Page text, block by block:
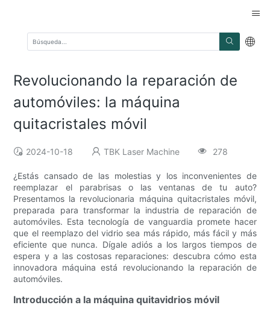
Revolucionando la reparación de
automóviles: la máquina
quitacristales móvil
2024-10-18 TBK Laser Machine 278
¿Estás cansado de las molestias y los inconvenientes de
reemplazar el parabrisas o las ventanas de tu auto?
Presentamos la revolucionaria máquina quitacristales móvil,
preparada para transformar la industria de reparación de
automóviles. Esta tecnología de vanguardia promete hacer
que el reemplazo del vidrio sea más rápido, más fácil y más
eficiente que nunca. Dígale adiós a los largos tiempos de
espera y a las costosas reparaciones: descubra cómo esta
innovadora máquina está revolucionando la reparación de
automóviles.
Introducción a la máquina quitavidrios móvil